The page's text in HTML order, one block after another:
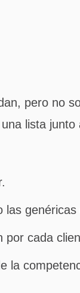
pero no
lista junto
genéricas
por cada
la